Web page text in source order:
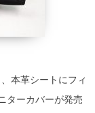
本革シートにフィ
ターカバーが発売